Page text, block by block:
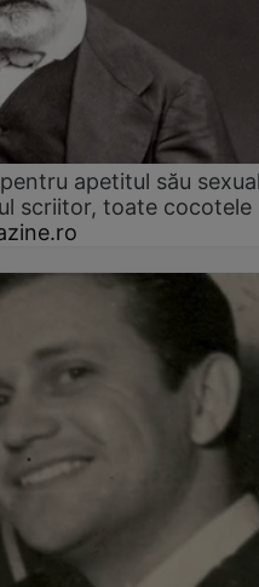
apetitul său
scriitor, toate cocotele